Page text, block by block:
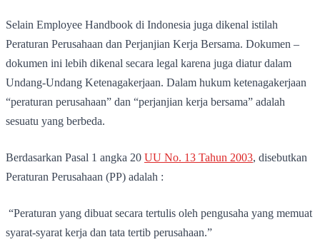
Selain Employee Handbook di Indonesia juga dikenal istilah
Peraturan Perusahaan dan Perjanjian Kerja Bersama. Dokumen –
dokumen ini lebih dikenal secara legal karena juga diatur dalam
Undang-Undang Ketenagakerjaan. Dalam hukum ketenagakerjaan
“peraturan perusahaan” dan “perjanjian kerja bersama” adalah
sesuatu yang berbeda.
Berdasarkan Pasal 1 angka 20 UU No. 13 Tahun 2003, disebutkan
Peraturan Perusahaan (PP) adalah :
“Peraturan yang dibuat secara tertulis oleh pengusaha yang memuat
syarat-syarat kerja dan tata tertib perusahaan.”